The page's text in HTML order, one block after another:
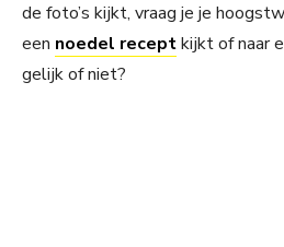
de foto’s kijkt, vraag je je
een noedel receptkijkt of naar
gelijk of niet?